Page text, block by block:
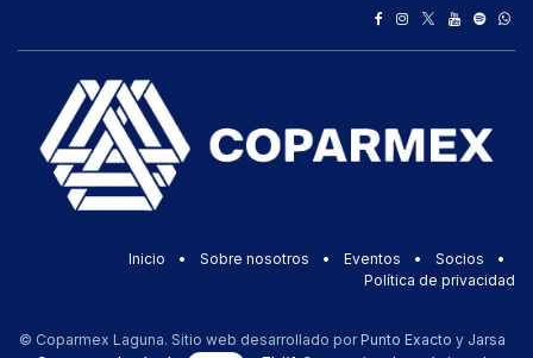
Inicio • Sobre nosotros • Eventos • Socios
•
Política de privacidad
© Coparmex Laguna. Sitio web desarrollado por Punto Exacto y Jarsa